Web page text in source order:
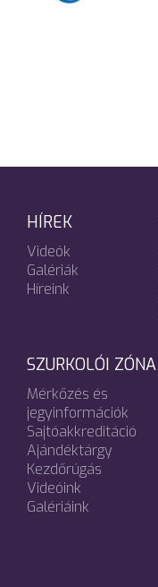
HÍREK
Videók
Galériák
Híreink
SZURKOLÓI ZÓNA
Mérkőzés és
jegyinformációk
Sajtóakkreditáció
Ajándéktárgy
Kezdőrúgás
Videóink
Galériáink